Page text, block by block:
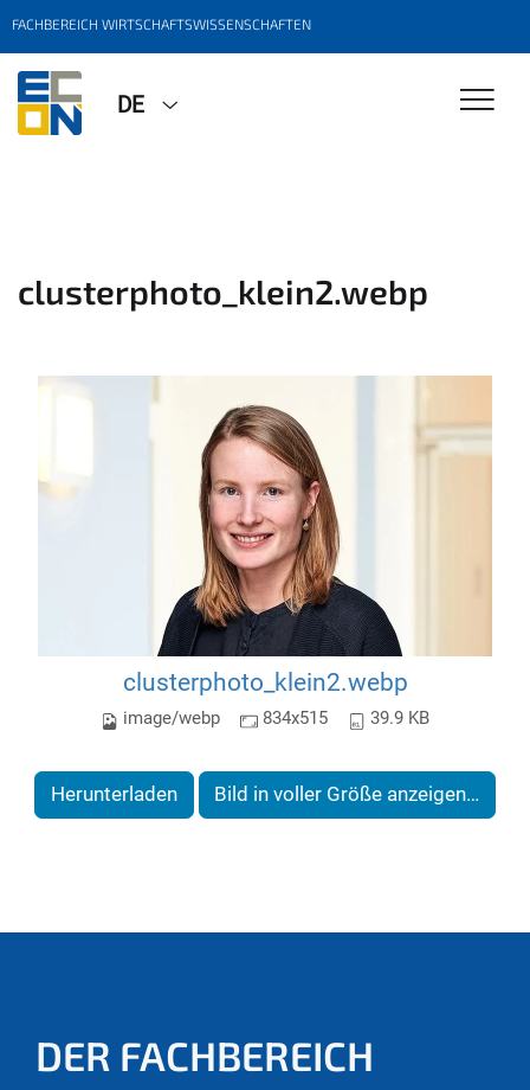
FACHBEREICH WIRTSCHAFTSWISSENSCHAFTEN
DE
clusterphoto_klein2.webp
clusterphoto_klein2.webp
image/webp 834x515 39.9 KB
Herunterladen Bild in voller Größe anzeigen…
DER FACHBEREICH